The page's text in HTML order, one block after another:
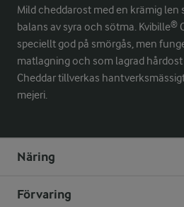
Mild cheddarost med en krämig len
balans av syra och sötma. Kvibille®
speciellt god på smörgås, men
matlagning och som lagrad
Cheddar tillverkas
mejeri.
Näring
Förvaring